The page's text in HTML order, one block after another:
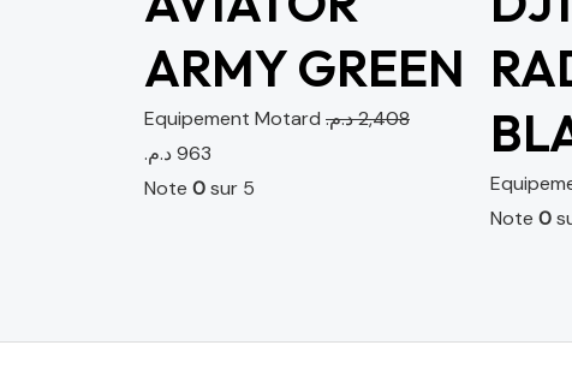
ARMY GREEN
Equipement Motard 2,408د.م.
963د.م.
Note 0sur 5
Note0